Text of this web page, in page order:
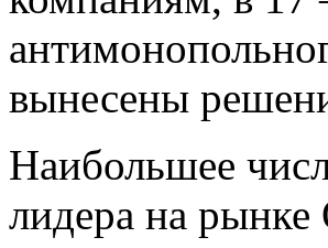
вынесены
Наибольшее
лидера на